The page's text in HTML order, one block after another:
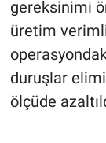
gereksinimi
üretim
duruşlar
ölçüde